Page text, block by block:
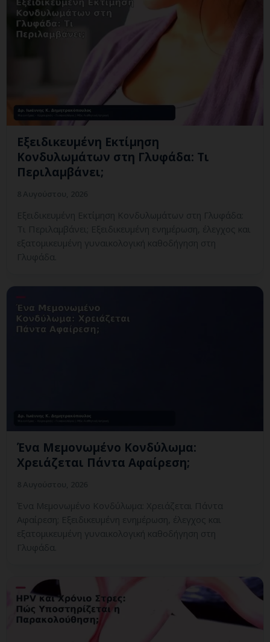
Εξειδικευμένη Εκτίμηση
Κονδυλωμάτων στη Γλυφάδα: Τι
Περιλαμβάνει;
Εξειδικευμένη Εκτίμηση Κονδυλωμάτων στη Γλυφάδα:
Τι Περιλαμβάνει; Εξειδικευμένη ενημέρωση, έλεγχος και
εξατομικευμένη γυναικολογική καθοδήγηση στη
Γλυφάδα.
Ένα Μεμονωμένο Κονδύλωμα:
Χρειάζεται Πάντα Αφαίρεση;
Ένα Μεμονωμένο Κονδύλωμα: Χρειάζεται Πάντα
Αφαίρεση; Εξειδικευμένη ενημέρωση, έλεγχος και
εξατομικευμένη γυναικολογική καθοδήγηση στη
Γλυφάδα.